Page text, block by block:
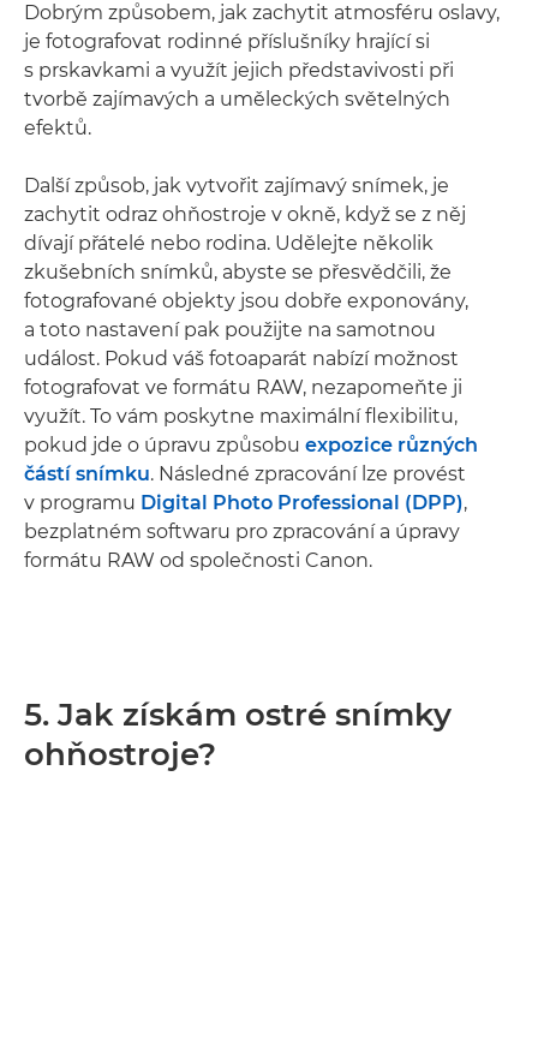
Dobrým způsobem, jak zachytit atmosféru oslavy,
je fotografovat rodinné příslušníky hrající si
s prskavkami a využít jejich představivosti při
tvorbě zajímavých a uměleckých světelných
efektů.
Další způsob, jak vytvořit zajímavý snímek, je
zachytit odraz ohňostroje v okně, když se z něj
dívají přátelé nebo rodina. Udělejte několik
zkušebních snímků, abyste se přesvědčili, že
fotografované objekty jsou dobře exponovány,
a toto nastavení pak použijte na samotnou
událost. Pokud váš fotoaparát nabízí možnost
fotografovat ve formátu RAW, nezapomeňte ji
využít. To vám poskytne maximální flexibilitu,
pokud jde o úpravu způsobu expozice různých
částí snímku. Následné zpracování lze provést
v programu Digital Photo Professional (DPP),
bezplatném softwaru pro zpracování a úpravy
formátu RAW od společnosti Canon.
5. Jak získám ostré snímky
ohňostroje?